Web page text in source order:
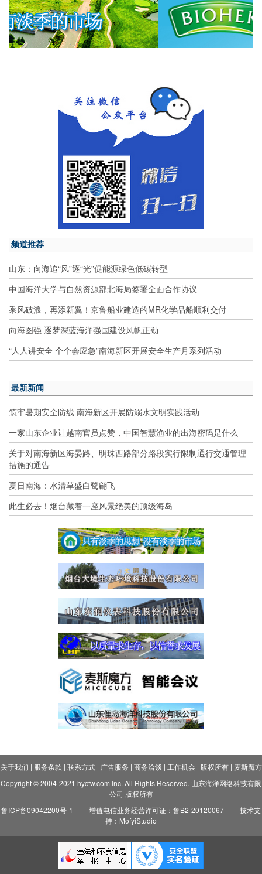
频道推荐
山东：向海追“风”逐“光”促能源绿色低碳转型
中国海洋大学与自然资源部北海局签署全面合作协议
乘风破浪，再添新翼！京鲁船业建造的MR化学品船顺利交付
向海图强 逐梦深蓝海洋强国建设风帆正劲
“人人讲安全 个个会应急”南海新区开展安全生产月系列活动
最新新闻
筑牢暑期安全防线 南海新区开展防溺水文明实践活动
一家山东企业让越南官员点赞，中国智慧渔业的出海密码是什么
关于对南海新区海晏路、明珠西路部分路段实行限制通行交通管理
措施的通告
夏日南海：水清草盛白鹭翩飞
此生必去！烟台藏着一座风景绝美的顶级海岛
关于我们 | 服务条款 | 联系方式| 广告服务 | 商务洽谈 | 工作机会| 版权所有| 麦斯魔方
Copyright © 2004-2021 hycfw.com Inc. All Rights Reserved. 山东海洋网络科技有限
公司 版权所有
鲁ICP备09042200号-1
增值电信业务经营许可证：鲁B2-20120067
技术支
持：MofyiStudio